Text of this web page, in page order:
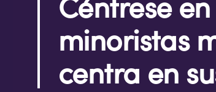
minoristas
centra en